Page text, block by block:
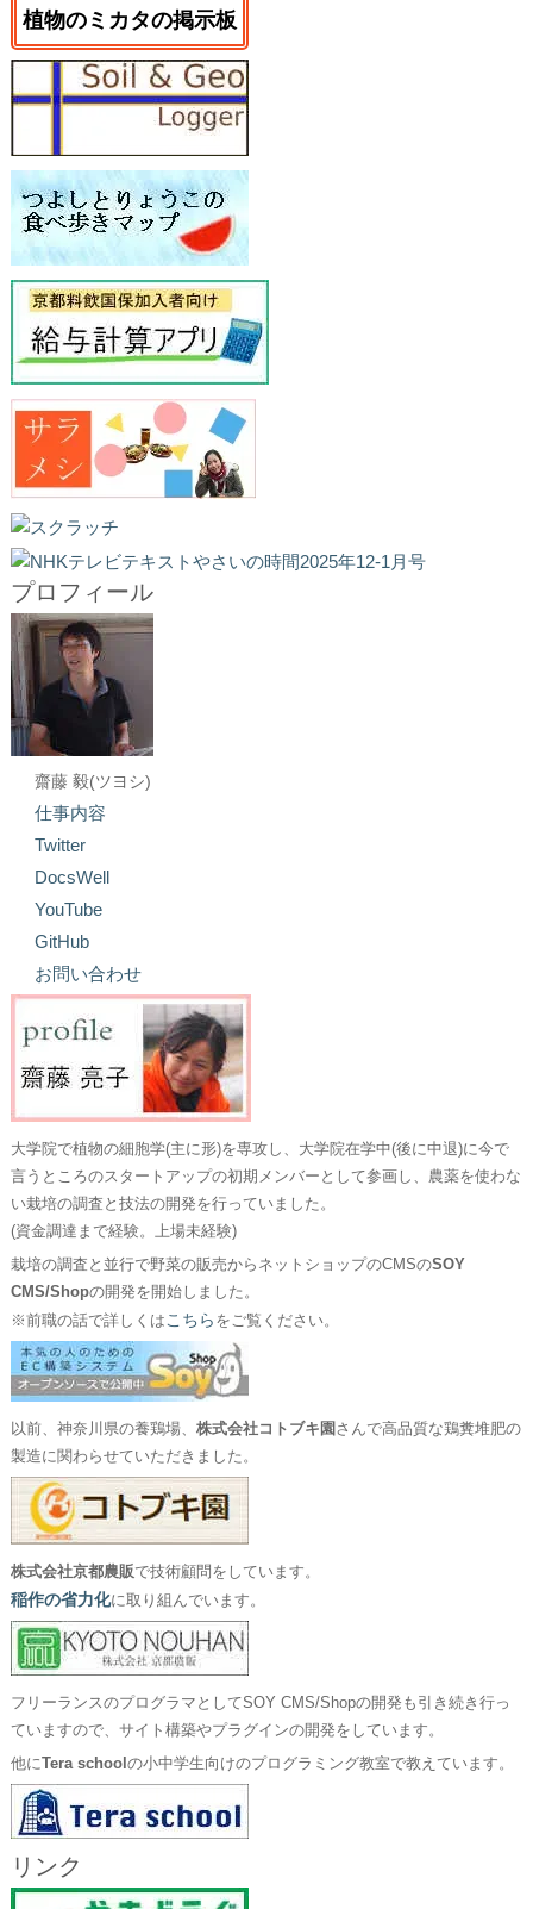
植物のミカタの掲示板
プロフィール
齋藤 毅(ツヨシ)
仕事内容
Twitter
DocsWell
YouTube
GitHub
お問い合わせ
大学院で植物の細胞学(主に形)を専攻し、大学院在学中(後に中退)に今で
言うところのスタートアップの初期メンバーとして参画し、農薬を使わな
い栽培の調査と技法の開発を行っていました。
(資金調達まで経験。上場未経験)
栽培の調査と並行で野菜の販売からネットショップのCMSのSOY
CMS/Shopの開発を開始しました。
※前職の話で詳しくはこちら をご覧ください。
以前、神奈川県の養鶏場、 株式会社コトブキ園 さんで高品質な鶏糞堆肥の
製造に関わらせていただきました。
株式会社京都農販で技術顧問をしています。
稲作の省力化に取り組んでいます。
フリーランスのプログラマとしてSOY CMS/Shopの開発も引き続き行っ
ていますので、サイト構築やプラグインの開発をしています。
他にTera school の小中学生向けのプログラミング教室で教えています。
リンク